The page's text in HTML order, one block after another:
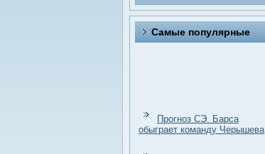
Самые популярные
Прогноз СЭ. Барса
обыграет команду Черышева